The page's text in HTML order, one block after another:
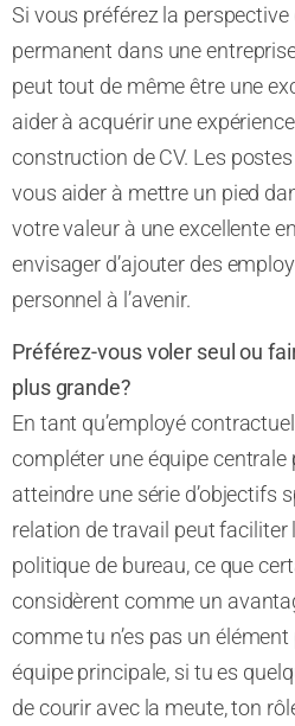
Si vous préférez la perspective
permanent dans une
peut tout de même être une
aider à acquérir une
construction de CV. Les
vous aider à mettre un pied
votre valeur à une excellente
envisager d’ajouter des
personnel à l’avenir.
Préférez-vous voler seul ou
plus grande?
En tant qu’employé
compléter une équipe centrale
atteindre une série d’objectifs
relation de travail peut faciliter
politique de bureau, ce que
considèrent comme un
comme tu n’es pas un
équipe principale, si tu es
de courir avec la meute, ton